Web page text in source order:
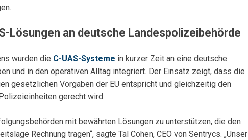
Lösungen an deutsche Landespolizeibehörde
wurden die C-UAS-Systeme in kurzer Zeit an eine deutsche
und in den operativen Alltag integriert. Der Einsatz zeigt, dass die
gesetzlichen Vorgaben der EU entspricht und gleichzeitig den
gerecht wird.
mit bewährten Lösungen zu unterstützen, die den
Rechnung tragen“, sagte Tal Cohen, CEO von Sentrycs. „Unser